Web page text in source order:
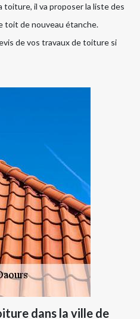
toiture, il va proposer la liste des
toit de nouveau étanche.
de vos travaux de toiture si
dans la ville de